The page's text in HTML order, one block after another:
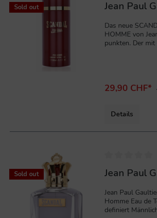
Sold out
Jean Paul
Das neue
HOMME von
punkten. Der
29,90 CHF*
Details
Sold out
Jean Paul
Jean Paul
Homme Eau de Toilette betritt den Ring mit muskulöser Eleganz und einem spektakulären Schlag. Dieser sinnliche,
definiert Männlichkeit neu und sorgt für